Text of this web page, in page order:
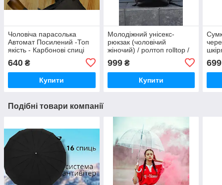
Чоловіча парасолька
Автомат Посилений -Топ
якість - Карбонові спиці
640 ₴
Купити
Молодіжний унісекс-
рюкзак (чоловічий
жіночий) / ролтоп rolltop /
водонепроникний
999₴
Купити
699
Подібні товари компанії